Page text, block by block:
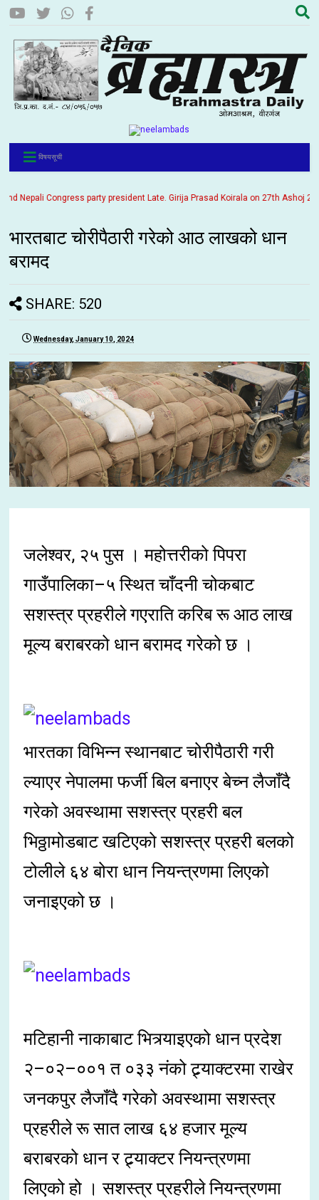
विषयसूची
Congress party president Late. Girija Prasad Koirala on 27th Ashoj
भारतबाट चोरीपैठारी गरेको आठ लाखको धान
बरामद
SHARE: 520
Wednesday, January 10, 2024
जलेश्वर, २५ पुस । महोत्तरीको पिपरा
गाउँपालिका–५ स्थित चाँदनी चोकबाट
सशस्त्र प्रहरीले गएराति करिब रू आठ लाख
मूल्य बराबरको धान बरामद गरेको छ ।
भारतका विभिन्न स्थानबाट चोरीपैठारी गरी
ल्याएर नेपालमा फर्जी बिल बनाएर बेच्न लैजाँदै
गरेको अवस्थामा सशस्त्र प्रहरी बल
भिठ्ठामोडबाट खटिएको सशस्त्र प्रहरी बलको
टोलीले ६४ बोरा धान नियन्त्रणमा लिएको
जनाइएको छ ।
मटिहानी नाकाबाट भित्र्याइएको धान प्रदेश
२–०२–००१ त ०३३ नंको ट्र्याक्टरमा राखेर
जनकपुर लैजाँदै गरेको अवस्थामा सशस्त्र
प्रहरीले रू सात लाख ६४ हजार मूल्य
बराबरको धान र ट्र्याक्टर नियन्त्रणमा
लिएको हो । सशस्त्र प्रहरीले नियन्त्रणमा